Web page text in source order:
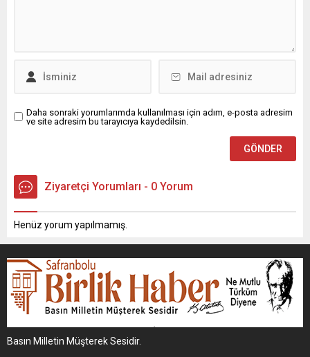
Daha sonraki yorumlarımda kullanılması için adım, e-posta adresim
ve site adresim bu tarayıcıya kaydedilsin.
Ziyaretçi Yorumları - 0 Yorum
Henüz yorum yapılmamış.
Basın Milletin Müşterek Sesidir.